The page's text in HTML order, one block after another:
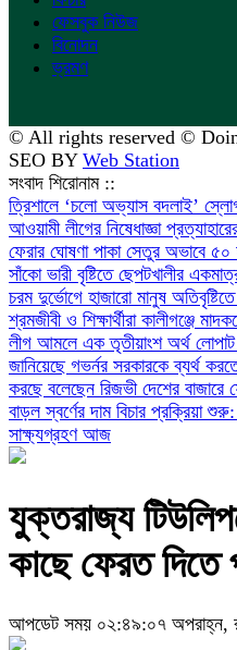
ফেসবুক নিউজ
বিনোদন
ভ্রমণ
© All rights reserved ©
SEO BY Web Station
সংবাদ শিরোনাম ::
‎ত্রিশালে ‘চলো অভ্যাস বদলাই’
আওয়ামী লীগের নিষেধাজ্ঞা
ফেরার ঘোষণা পাকা সেতুর অভাবে ৫০
সাঁকো ভারী বৃষ্টিতে ছেপটখালীর
চরম দুর্ভোগে হাজারো মানুষ
শ্রমজীবী ও শিক্ষার্থীরা কালীগঞ্জে
লীগ আমলে এক তৃতীয়াংশ অর্থ লোপাট
জানিয়েছে গভর্নর সরকারকে ব্যর্থ
করছে বলেছেন রিজভী দেশের
বাড়ল স্বর্ণের দাম বিচার প্রক্রিয়া
সাক্ষ্যগ্রহণ আজ
যুক্তরাজ্য
কাছে ফেরত দিতে
আপডেট সময় ০২:৪৯:০৭ অপরাহ্ন,